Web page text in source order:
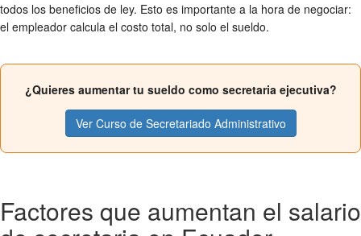
todos los beneficios de ley. Esto es importante a la hora de negociar:
el empleador calcula el costo total, no solo el sueldo.
¿Quieres aumentar tu sueldo como secretaria ejecutiva?
Ver Curso de Secretariado Administrativo
Factores que aumentan el salario